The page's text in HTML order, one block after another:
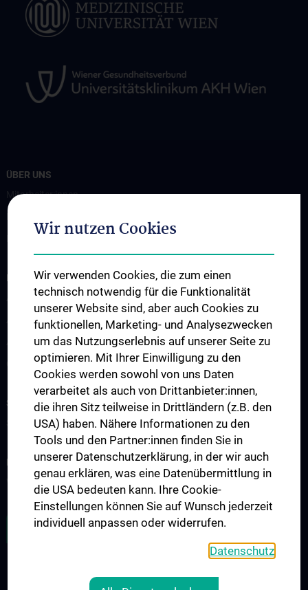
ÜBER UNS
Mitarbeiter:innen
INFORMATIONEN FÜR PATIENT:INNEN
Ablauf der Therapie
Ambulanzen
Ambulantes therapeutisches Angebot
Online Trainingsprogramm
STUDIUM, AUS- UND WEITERBILDUNG
Studium
FORSCHUNG
Wissenschaft & Forschung
ZU DEN OFFENEN STELLEN
MEDUNI WIEN TRAUERT UM ENGELBERT HARTTER
Wir nutzen Cookies
Wir verwenden Cookies, die zum einen
technisch notwendig für die Funktionalität
unserer Website sind, aber auch Cookies zu
funktionellen, Marketing- und Analysezwecken
um das Nutzungserlebnis auf unserer Seite zu
optimieren. Mit Ihrer Einwilligung zu den
Cookies werden sowohl von uns Daten
verarbeitet als auch von Drittanbieter:innen,
die ihren Sitz teilweise in Drittländern (z.B. den
USA) haben. Nähere Informationen zu den
Tools und den Partner:innen finden Sie in
unserer Datenschutzerklärung, in der wir auch
genau erklären, was eine Datenübermittlung in
die USA bedeuten kann. Ihre Cookie-
Einstellungen können Sie auf Wunsch jederzeit
individuell anpassen oder widerrufen.
Datenschutz